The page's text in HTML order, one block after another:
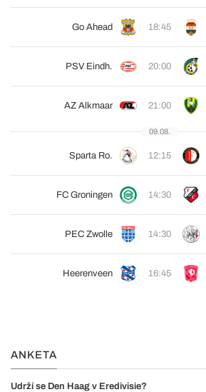
Go Ahead 18:45
PSV Eindh. 20:00
AZ Alkmaar 21:00
09.08.
Sparta Ro. 12:15
FC Groningen 14:30
PEC Zwolle 14:30
Heerenveen 16:45
ANKETA
Udrží se Den Haag v Eredivisie?